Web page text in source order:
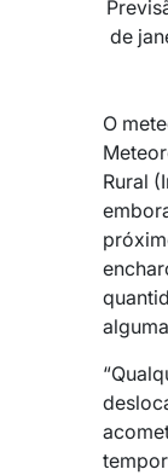
de
O
Rural